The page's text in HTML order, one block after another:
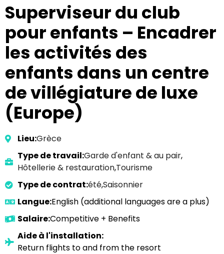
Superviseur du club
pour enfants – Encadrer
les activités des
enfants dans un centre
de villégiature de luxe
(Europe)
Lieu:Grèce
Type de travail:Garde d'enfant & au pair,
Hôtellerie & restauration,Tourisme
Type de contrat:été,Saisonnier
Langue:English (additional languages are a plus)
Salaire:Competitive + Benefits
Aide à l'installation:
Return flights to and from the resort